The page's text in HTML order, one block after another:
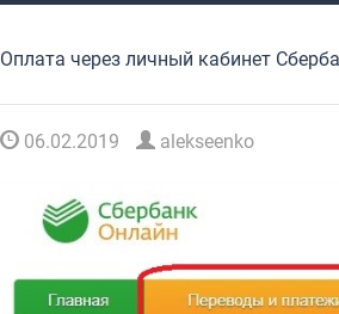
Оплата через личный кабинет
06.02.2019 alekseenko